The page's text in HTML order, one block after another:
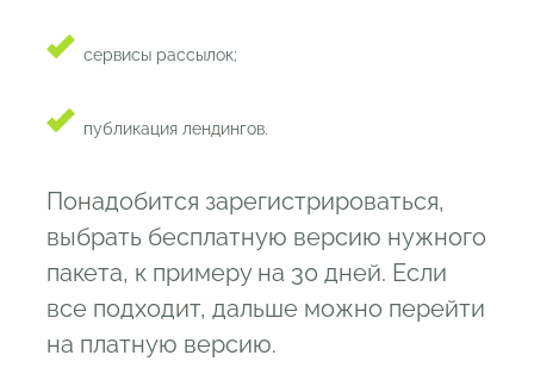
сервисы рассылок;
публикация лендингов.
Понадобится зарегистрироваться,
выбрать бесплатную версию нужного
пакета, к примеру на 30 дней. Если
все подходит, дальше можно перейти
на платную версию.